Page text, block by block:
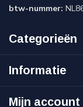
btw-nummer:
Categorieën
Informatie
Mijn account